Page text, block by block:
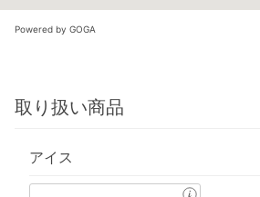
Powered by GOGA
取り扱い商品
アイス